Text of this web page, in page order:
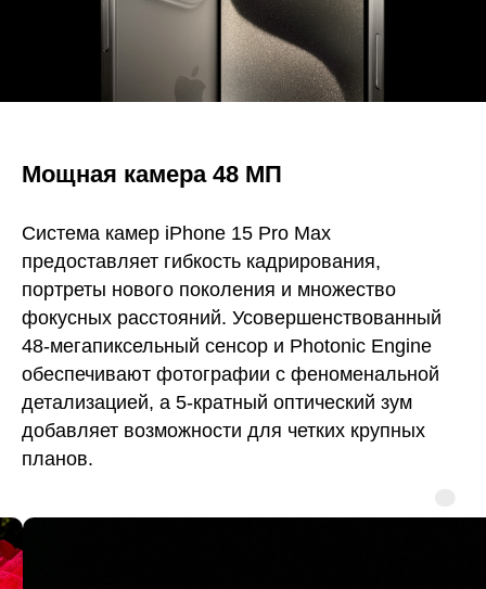
Мощная камера 48 МП
Система камер iPhone 15 Pro Max
предоставляет гибкость кадрирования,
портреты нового поколения и множество
фокусных расстояний. Усовершенствованный
48-мегапиксельный сенсор и Photonic Engine
обеспечивают фотографии с феноменальной
детализацией, а 5-кратный оптический зум
добавляет возможности для четких крупных
планов.